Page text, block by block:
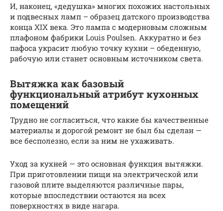
И, наконец, «дедушка» многих похожих настольных
и подвесных ламп – образец датского производства
конца XIX века. Это лампа с модерновым сложным
плафоном фабрики Louis Poulsen. Аккуратно и без
пафоса украсит любую точку кухни – обеденную,
рабочую или станет основным источником света.
Вытяжка как базовый
функциональный атрибут кухонных
помещений
Трудно не согласиться, что какие бы качественные
материалы и дорогой ремонт не был бы сделан —
все бесполезно, если за ним не ухаживать.
Уход за кухней — это основная функция вытяжки.
При приготовлении пищи на электрической или
газовой плите выделяются различные пары,
которые впоследствии остаются на всех
поверхностях в виде нагара.